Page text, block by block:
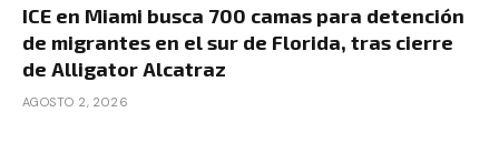
ICE en Miami busca 700 camas para detención
de migrantes en el sur de Florida, tras cierre
de Alligator Alcatraz
AGOSTO 2, 2026